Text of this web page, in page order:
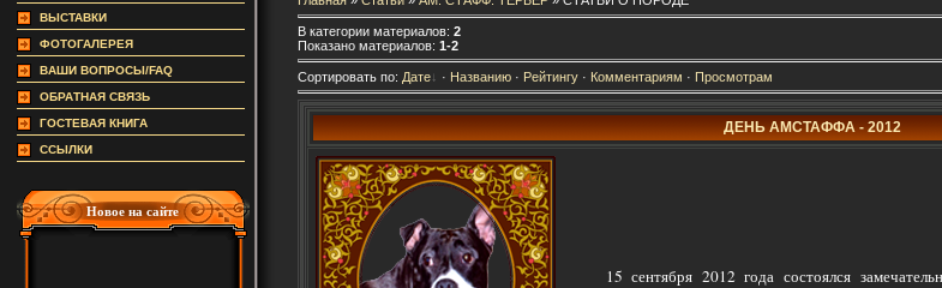
ВЫСТАВКИ
ФОТОГАЛЕРЕЯ
ВАШИ ВОПРОСЫ/FAQ
ОБРАТНАЯ СВЯЗЬ
ГОСТЕВАЯ КНИГА
ССЫЛКИ
Новое на сайте
В категории материалов: 2
Показано материалов: 1-2
Сортировать по: Дате · Названию· Рейтингу· Комментариям · Просмотрам
ДЕНЬ АМСТАФФА - 2012
15 сентября 2012 года состоялся